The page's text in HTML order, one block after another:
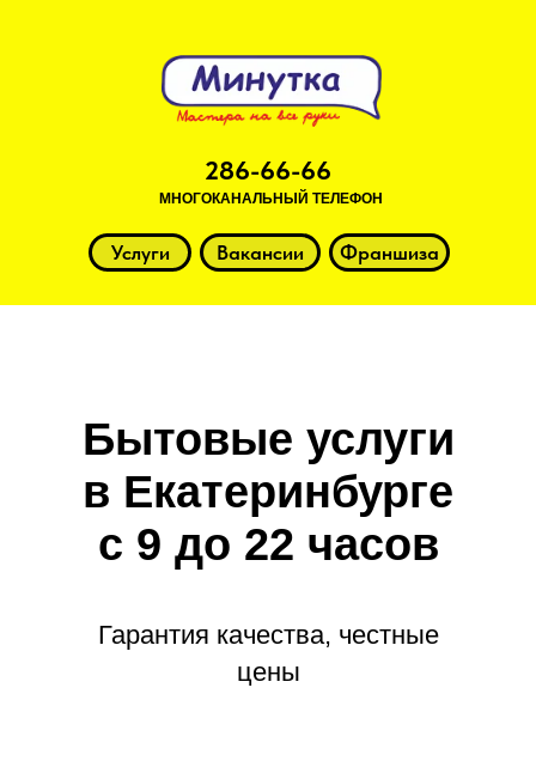
286-66-66
МНОГОКАНАЛЬНЫЙ ТЕЛЕФОН
Услуги Вакансии Франшиза
Бытовые услуги
в Екатеринбурге
с 9 до 22 часов
Гарантия качества, честные
цены